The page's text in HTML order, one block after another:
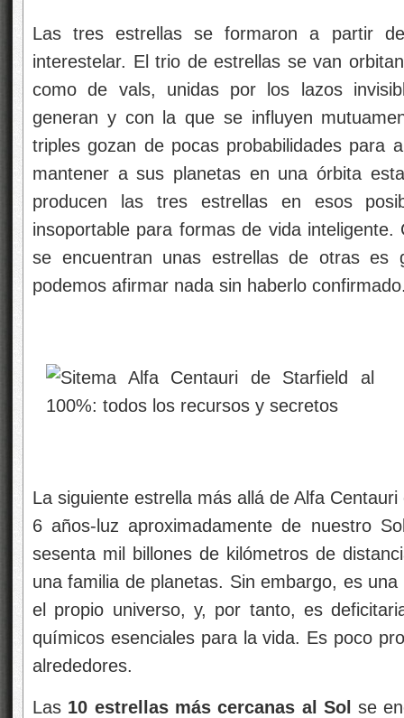
Las tres estrellas se formaron a partir
interestelar. El trio de estrellas se van
como de vals, unidas por los lazos
generan y con la que se influyen
triples gozan de pocas probabilidades para
mantener a sus planetas en una órbita
producen las tres estrellas en esos
insoportable para formas de vida
se encuentran unas estrellas de otras
podemos afirmar nada sin haberlo
La siguiente estrella más allá de Alfa
6 años-luz aproximadamente de nuestro
sesenta mil billones de kilómetros de
una familia de planetas. Sin embargo, es
el propio universo, y, por tanto, es
químicos esenciales para la vida. Es poco
alrededores.
Las 10 estrellas más cercanas al Sol se